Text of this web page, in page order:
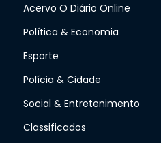
Acervo O Diário Online
Política & Economia
Esporte
Polícia & Cidade
Social & Entretenimento
Classificados